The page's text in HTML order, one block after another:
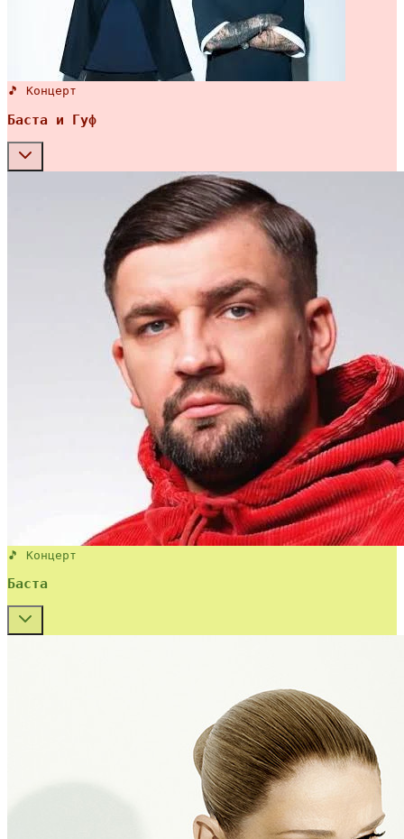
🎵 Концерт
Баста и Гуф
🎵 Концерт
Баста